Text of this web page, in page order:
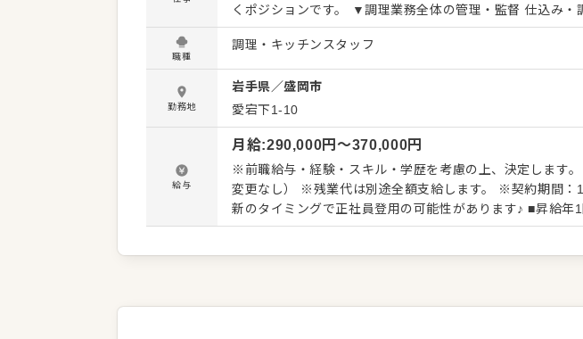
くポジションです。 ▼調理業務全体の管理・監督 仕込み・調理・盛り付けなどの実務に加え、
調理業務全体の進行管理をお任せします。 レストラン・宴
ながら、安定した品質とスムーズな提供体制を支えていただきます。 ▼スタッフ
若手スタッフの指導や育成にも関わっていただきます。 チ
を担い、より良い現場づくりに貢献していただきます。 ▼発注業務・原価管理 食材の発注や在
庫管理を行いながら、原価を意識した運営にも携わってい
切な管理を通して、安定したキッチン運営を支える重要な役割です。 ▼衛生・安
衛生管理や安全管理を徹底し、安心して料理を提供できる
重ねが、お客様からの信頼につながります。 ▼キャリアアップにつながる環境 調理スキルだけ
でなく、原価管理や人材育成など、運営に関わる経験を積
長など、さらに上のポジションを目指していける環境です。
職種
調理・キッチンスタッフ
勤務地
岩手県／盛岡市
愛宕下1-10
給与
月給:290,000円〜370,000円
※前職給与・経験・スキル・学歴を考慮の上、決定します
変更なし） ※残業代は別途全額支給します。 ※契約期間：
新のタイミングで正社員登用の可能性があります♪ ■昇給年1回（6月） ■昇進・昇格年2回（6
月、12月） ■賞与年2回（7月・12月）